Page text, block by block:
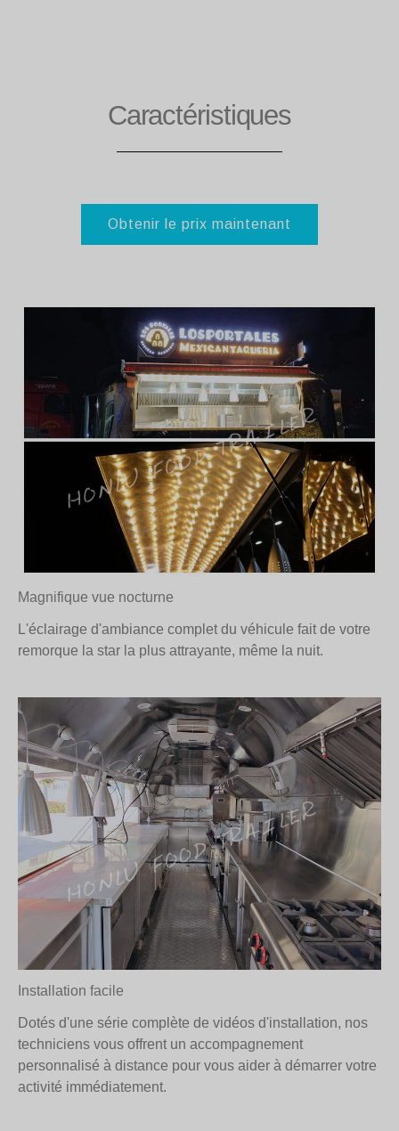
Caractéristiques
Obtenir le prix maintenant
Magnifique vue nocturne
L'éclairage d'ambiance complet du véhicule fait de votre
remorque la star la plus attrayante, même la nuit.
Installation facile
Dotés d'une série complète de vidéos d'installation, nos
techniciens vous offrent un accompagnement
personnalisé à distance pour vous aider à démarrer votre
activité immédiatement.